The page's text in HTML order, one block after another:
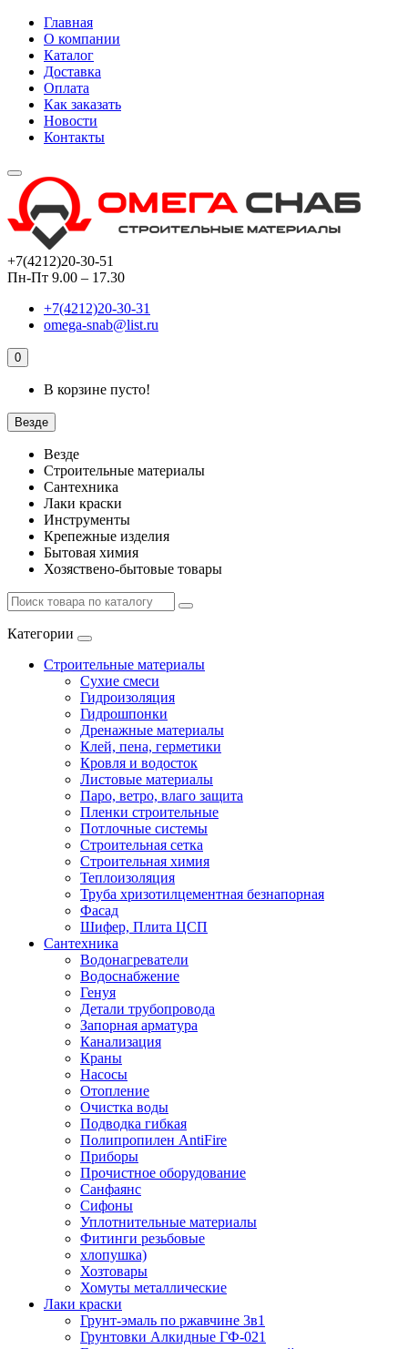
Главная
О компании
Каталог
Доставка
Оплата
Как заказать
Новости
Контакты
+7(4212)20-30-51
Пн-Пт 9.00 – 17.30
+7(4212)20-30-31
omega-snab@list.ru
0
В корзине пусто!
Везде
Везде
Строительные материалы
Сантехника
Лаки краски
Инструменты
Крепежные изделия
Бытовая химия
Хозяствено-бытовые товары
Категории
Строительные материалы
Сухие смеси
Гидроизоляция
Гидрошпонки
Дренажные материалы
Клей, пена, герметики
Кровля и водосток
Листовые материалы
Паро, ветро, влаго защита
Пленки строительные
Потлочные системы
Строительная сетка
Строительная химия
Теплоизоляция
Труба хризотилцементная безнапорная
Фасад
Шифер, Плита ЦСП
Сантехника
Водонагреватели
Водоснабжение
Генуя
Детали трубопровода
Запорная арматура
Канализация
Краны
Насосы
Отопление
Очистка воды
Подводка гибкая
Полипропилен AntiFire
Приборы
Прочистное оборудование
Санфаянс
Сифоны
Уплотнительные материалы
Фитинги резьбовые
хлопушка)
Хозтовары
Хомуты металлические
Лаки краски
Грунт-эмаль по ржавчине 3в1
Грунтовки Алкидные ГФ-021